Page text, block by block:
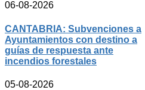
06-08-2026
CANTABRIA: Subvenciones a
Ayuntamientos con destino a
guías de respuesta ante
incendios forestales
05-08-2026